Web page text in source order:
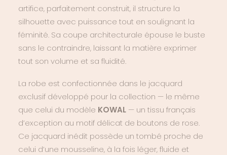
artifice, parfaitement construit, il structure la
silhouette avec puissance tout en soulignant la
féminité. Sa coupe architecturale épouse le buste
sans le contraindre, laissant la matière exprimer
tout son volume et sa fluidité.
La robe est confectionnée dans le jacquard
exclusif développé pour la collection — le même
que celui du modèle KOWAL — un tissu français
d’exception au motif délicat de boutons de rose.
Ce jacquard inédit possède un tombé proche de
celui d’une mousseline, à la fois léger, fluide et